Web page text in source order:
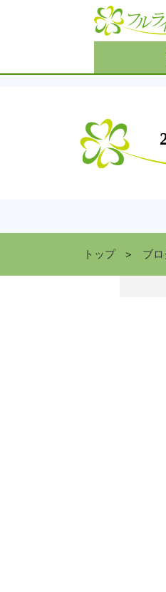
会社案内
Company
事業内容
Contents
住まい情報
サービス
Service
トップ ブロ